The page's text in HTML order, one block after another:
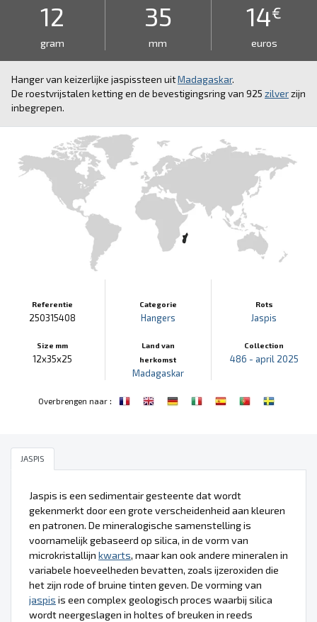
12
gram
35
mm
14€
euros
Hanger van keizerlijke jaspissteen uitMadagaskar.
De roestvrijstalen ketting en de bevestigingsring van 925 zilverzijn
inbegrepen.
Referentie
250315408
Size mm
12x35x25
Categorie
Hangers
Land van
herkomst
Madagaskar
Rots
Jaspis
Collection
486 - april 2025
Overbrengen naar:
JASPIS
Jaspis is een sedimentair gesteente dat wordt
gekenmerkt door een grote verscheidenheid aan kleuren
en patronen. De mineralogische samenstelling is
voornamelijk gebaseerd op silica, in de vorm van
microkristallijn kwarts, maar kan ook andere mineralen in
variabele hoeveelheden bevatten, zoals ijzeroxiden die
het zijn rode of bruine tinten geven. De vorming van
jaspis is een complex geologisch proces waarbij silica
wordt neergeslagen in holtes of breuken in reeds